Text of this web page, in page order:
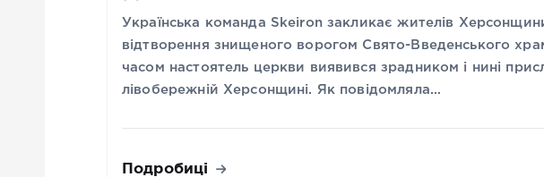
Українська команда Skeiron закликає жителів
відтворення знищеного ворогом Свято-Введенського
часом настоятель церкви виявився зрадником і нині
лівобережній Херсонщині. Як повідомляла…
Подробиці